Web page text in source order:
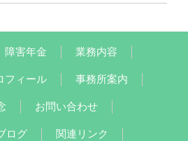
障害年金 業務内容
フィール 事務所案内
お問い合わせ
ログ 関連リンク